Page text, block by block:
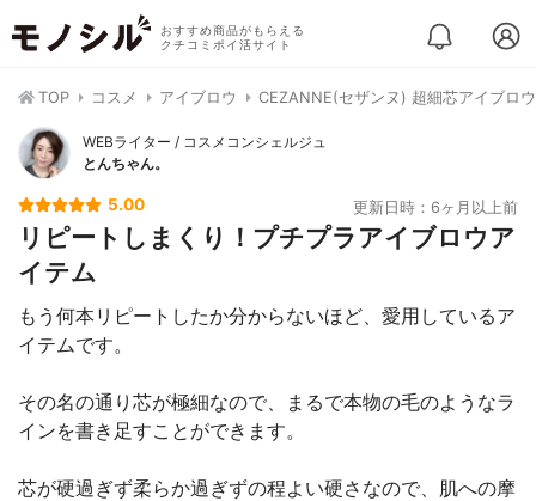
おすすめ商品がもらえる
クチコミポイ活サイト
TOP コスメ アイブロウ CEZANNE(セザンヌ) 超細芯アイブロウ
WEBライター / コスメコンシェルジュ
とんちゃん。
5.00 更新日時：6ヶ月以上前
リピートしまくり！プチプラアイブロウア
イテム
もう何本リピートしたか分からないほど、愛用しているア
イテムです。
その名の通り芯が極細なので、まるで本物の毛のようなラ
インを書き足すことができます。
芯が硬過ぎず柔らか過ぎずの程よい硬さなので、肌への摩